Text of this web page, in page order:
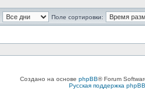
Поле сортировки:
Создано на основе phpBB® Forum
Русская поддержка phpBB